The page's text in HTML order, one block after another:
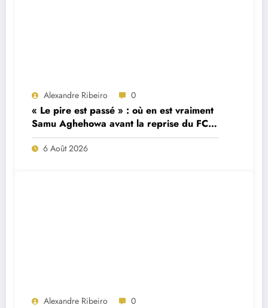
Alexandre Ribeiro 0
« Le pire est passé » : où en est vraiment
Samu Aghehowa avant la reprise du FC
Porto ?
6 Août 2026
Alexandre Ribeiro 0